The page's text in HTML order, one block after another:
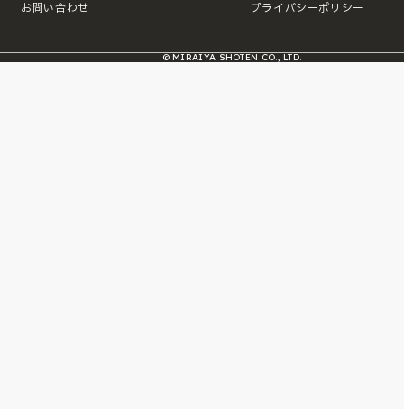
お問い合わせ プライバシーポリシー
© MIRAIYA SHOTEN CO., LTD.